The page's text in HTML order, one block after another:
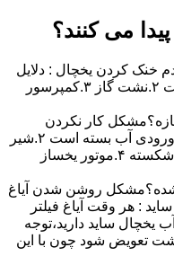
می کنند؟
خنک کردن یخچال : دلایل
متفاوتی میتواند باشد ۱.ترموستات ۲.نشت گاز ۳.کمپرسور
کار نکردن
یخساز یخچال ساید بای ساید : ۱.ورودی آب بسته است ۲.شیر
برقی آب سوخته ۳.قالب یخساز شکسته ۴.موتور یخساز
شده؟مشکل روشن شدن آیاغ
: هر وقت آیاغ فیلتر
یخچال ساید دارید،توجه
تعویض شود چون با این